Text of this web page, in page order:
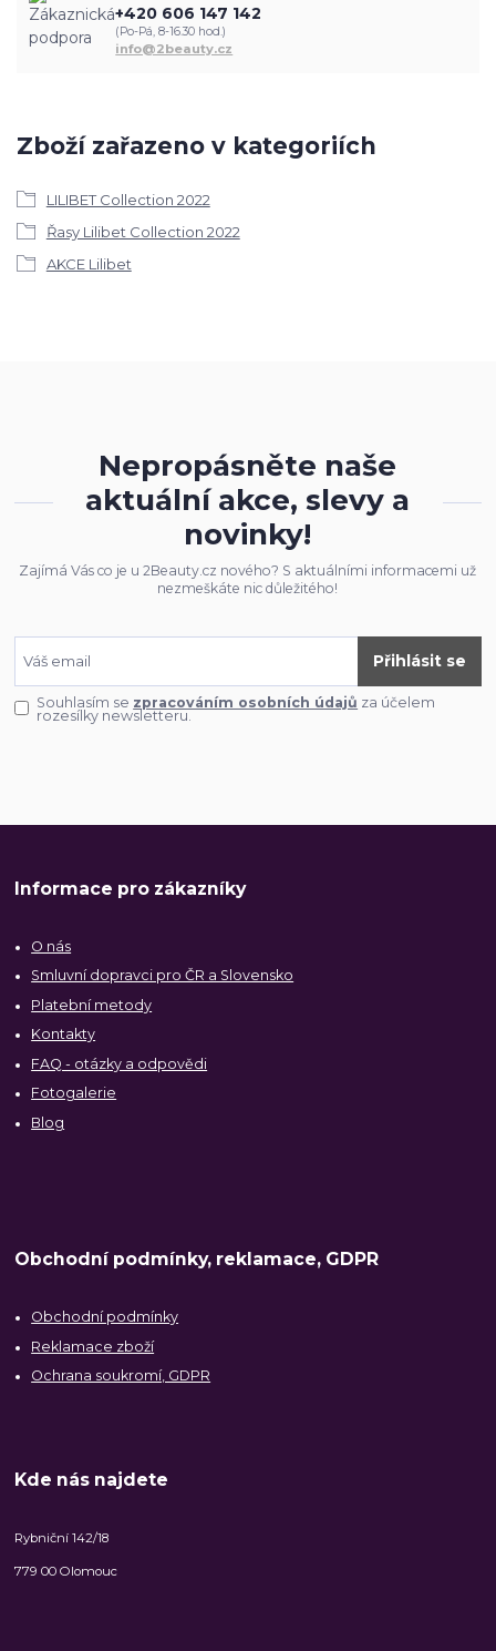
Zboží zařazeno v kategoriích
LILIBET Collection 2022
Řasy Lilibet Collection 2022
AKCE Lilibet
+420 606 147 142
(Po-Pá, 8-16.30 hod.)
info@2beauty.cz
Nepropásněte naše
aktuální akce, slevy a
novinky!
Zajímá Vás co je u 2Beauty.cz nového? S aktuálními informacemi už
nezmeškáte nic důležitého!
Přihlásit se
Souhlasím se zpracováním osobních údajů za účelem
rozesílky newsletteru.
Informace pro zákazníky
O nás
Smluvní dopravci pro ČR a Slovensko
Platební metody
Kontakty
FAQ - otázky a odpovědi
Fotogalerie
Blog
Obchodní podmínky, reklamace, GDPR
Obchodní podmínky
Reklamace zboží
Ochrana soukromí, GDPR
Kde nás najdete
Rybniční 142/18
779 00 Olomouc